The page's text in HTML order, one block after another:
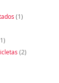
(1)
(2)